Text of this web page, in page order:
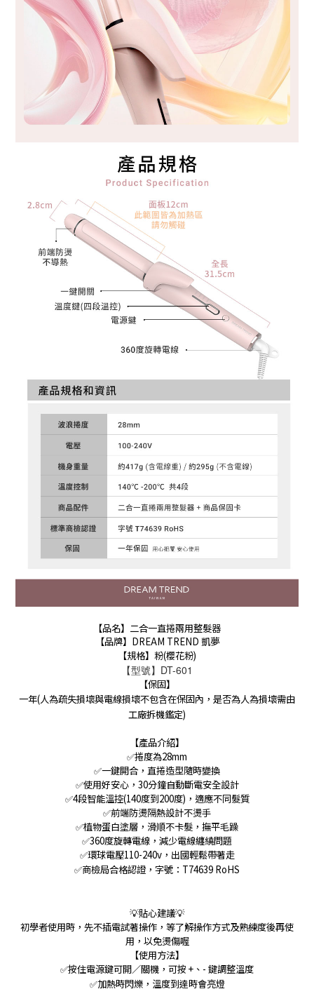
【品名】二合一直捲兩用整髮器
【品牌】DREAM TREND 凱夢
【規格】粉(櫻花粉)
【型號】DT-601
【保固】
一年(人為疏失損壞與電線損壞不包含在保固內，是否為人為損壞需由
工廠拆機鑑定)
【產品介紹】
✅捲度為28mm
✅一鍵開合，直捲造型隨時變換
✅使用好安心，30分鐘自動斷電安全設計
✅4段智能溫控(140度到200度)，適應不同髮質
✅前端防燙隔熱設計不燙手
✅植物蛋白塗層，滑順不卡髮，撫平毛躁
✅360度旋轉電線，減少電線纏繞問題
✅環球電壓110-240v，出國輕鬆帶著走
✅商檢局合格認證，字號：T74639 RoHS
💡貼心建議💡
初學者使用時，先不插電試著操作，等了解操作方式及熟練度後再使
用，以免燙傷喔
【使用方法】
✅按住電源鍵可開／關機，可按 +、- 鍵調整溫度
✅加熱時閃爍，溫度到達時會亮燈